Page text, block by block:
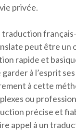
privée.
traduction
peut être un
rapide et
à l’esprit
à cette
ou
précise et
appel à un